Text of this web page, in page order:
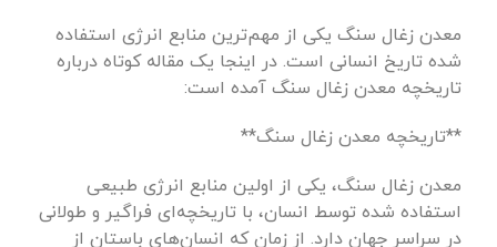
معدن زغال سنگ یکی از مهم‌ترین منابع انرژی استفاده
شده تاریخ انسانی است. در اینجا یک مقاله کوتاه درباره
تاریخچه معدن زغال سنگ آمده است:
**تاریخچه معدن زغال سنگ**
معدن زغال سنگ، یکی از اولین منابع انرژی طبیعی
استفاده شده توسط انسان، با تاریخچه‌ای فراگیر و طولانی
در سراسر جهان دارد. از زمان که انسان‌های باستان از